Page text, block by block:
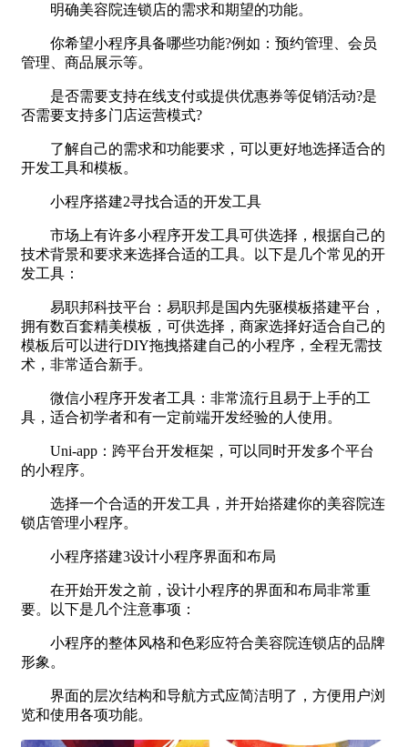
明确美容院连锁店的需求和期望的功能。
你希望小程序具备哪些功能?例如：预约管理、会员
管理、商品展示等。
是否需要支持在线支付或提供优惠券等促销活动?是
否需要支持多门店运营模式?
了解自己的需求和功能要求，可以更好地选择适合的
开发工具和模板。
小程序搭建2寻找合适的开发工具
市场上有许多小程序开发工具可供选择，根据自己的
技术背景和要求来选择合适的工具。以下是几个常见的开
发工具：
易职邦科技平台：易职邦是国内先驱模板搭建平台，
拥有数百套精美模板，可供选择，商家选择好适合自己的
模板后可以进行DIY拖拽搭建自己的小程序，全程无需技
术，非常适合新手。
微信小程序开发者工具：非常流行且易于上手的工
具，适合初学者和有一定前端开发经验的人使用。
Uni-app：跨平台开发框架，可以同时开发多个平台
的小程序。
选择一个合适的开发工具，并开始搭建你的美容院连
锁店管理小程序。
小程序搭建3设计小程序界面和布局
在开始开发之前，设计小程序的界面和布局非常重
要。以下是几个注意事项：
小程序的整体风格和色彩应符合美容院连锁店的品牌
形象。
界面的层次结构和导航方式应简洁明了，方便用户浏
览和使用各项功能。